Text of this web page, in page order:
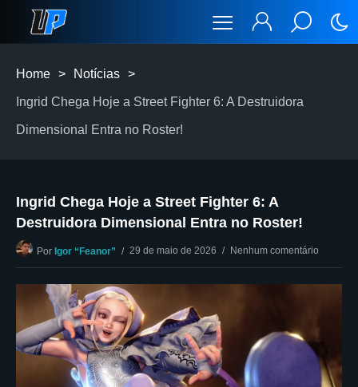
Home > Notícias >
Ingrid Chega Hoje a Street Fighter 6: A Destruidora
Dimensional Entra no Roster!
Ingrid Chega Hoje a Street Fighter 6: A
Destruidora Dimensional Entra no Roster!
Por Igor “Feanor” 29 de maio de 2026 Nenhum comentário